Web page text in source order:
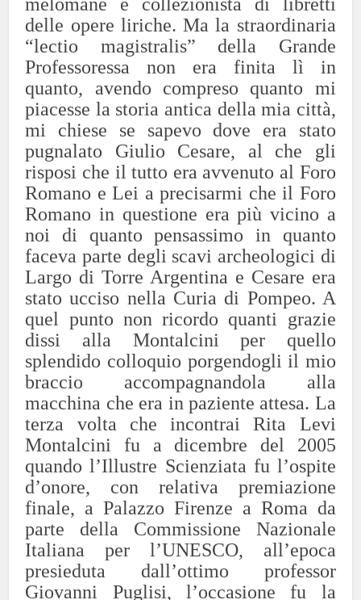
delle opere liriche. Ma la straordinaria
“lectio magistralis” della Grande
Professoressa non era finita lì in
quanto, avendo compreso quanto mi
piacesse la storia antica della mia città,
mi chiese se sapevo dove era stato
pugnalato Giulio Cesare, al che gli
risposi che il tutto era avvenuto al Foro
Romano e Lei a precisarmi che il Foro
Romano in questione era più vicino a
noi di quanto pensassimo in quanto
faceva parte degli scavi archeologici di
Largo di Torre Argentina e Cesare era
stato ucciso nella Curia di Pompeo. A
quel punto non ricordo quanti grazie
dissi alla Montalcini per quello
splendido colloquio porgendogli il mio
braccio accompagnandola alla
macchina che era in paziente attesa. La
terza volta che incontrai Rita Levi
Montalcini fu a dicembre del 2005
quando l’Illustre Scienziata fu l’ospite
d’onore, con relativa premiazione
finale, a Palazzo Firenze a Roma da
parte della Commissione Nazionale
Italiana per l’UNESCO, all’epoca
presieduta dall’ottimo professor
Giovanni Puglisi, l’occasione fu la